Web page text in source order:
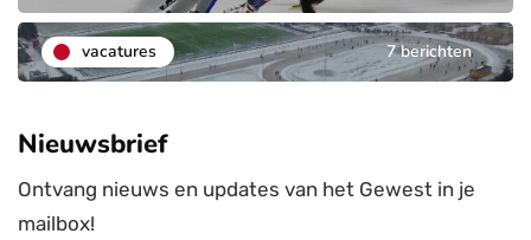
vacatures 7 berichten
Nieuwsbrief
Ontvang nieuws en updates van het Gewest in je
mailbox!